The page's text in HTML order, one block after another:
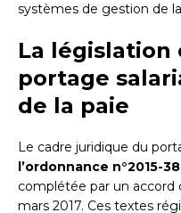
systèmes de gestion de
La législation
portage
de la paie
Le cadre juridique du
l’ordonnance n°2015-
complétée par un accord
mars 2017. Ces textes